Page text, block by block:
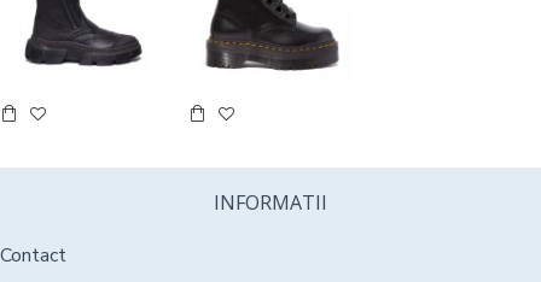
INFORMATII
Contact